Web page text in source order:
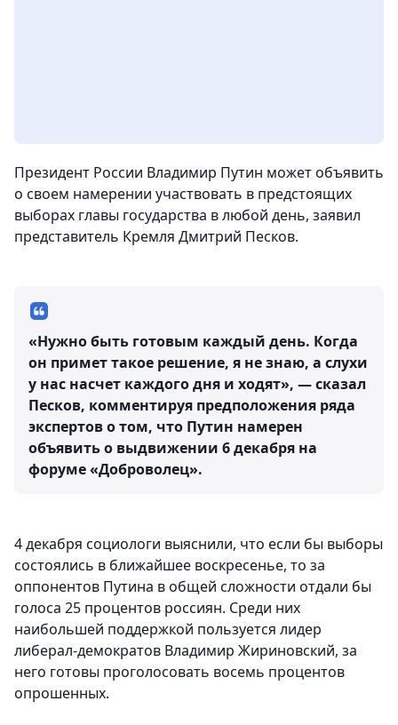
Президент России Владимир Путин может объявить
о своем намерении участвовать в предстоящих
выборах главы государства в любой день, заявил
представитель Кремля Дмитрий Песков.
«Нужно быть готовым каждый день. Когда
он примет такое решение, я не знаю, а слухи
у нас насчет каждого дня и ходят», — сказал
Песков, комментируя предположения ряда
экспертов о том, что Путин намерен
объявить о выдвижении 6 декабря на
форуме «Доброволец».
4 декабря социологи выяснили, что если бы выборы
состоялись в ближайшее воскресенье, то за
оппонентов Путина в общей сложности отдали бы​
голоса 25 процентов россиян. Среди них
наибольшей поддержкой пользуется лидер
либерал-демократов Владимир Жириновский, за
него готовы проголосовать восемь процентов
опрошенных.